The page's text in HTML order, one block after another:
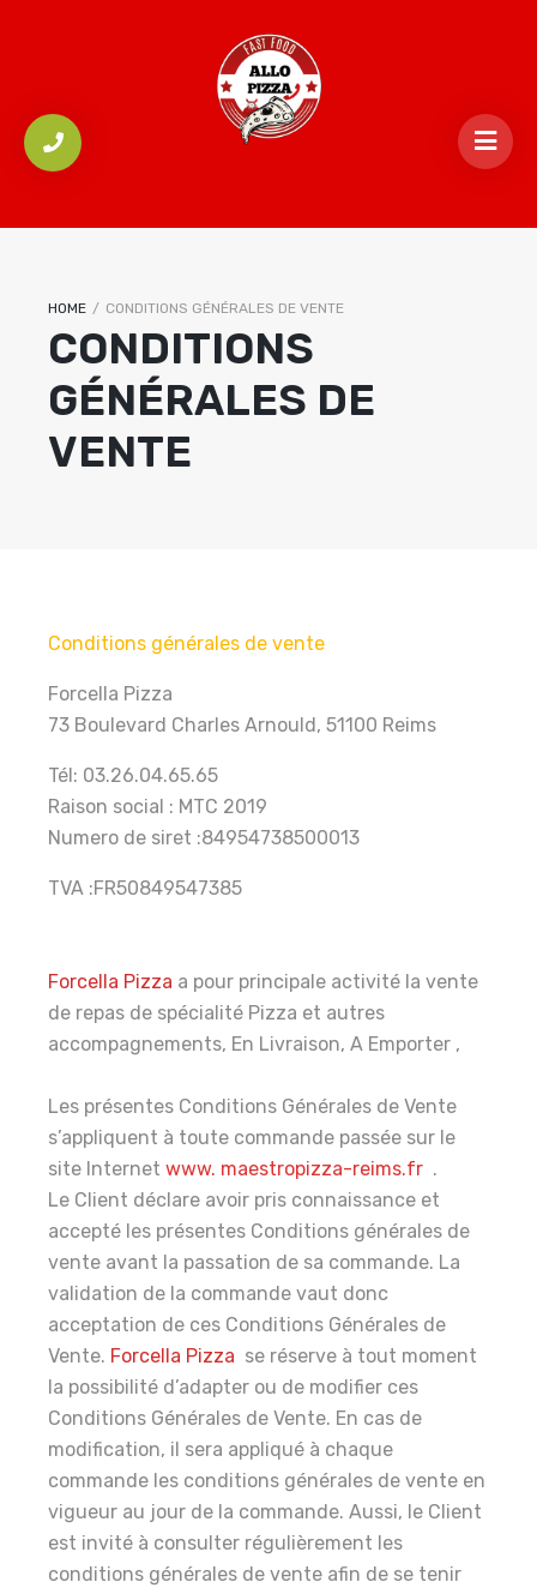
HOME / CONDITIONS GÉNÉRALES DE VENTE
CONDITIONS
GÉNÉRALES DE
VENTE
Conditions générales de vente
Forcella Pizza
73 Boulevard Charles Arnould, 51100 Reims
Tél: 03.26.04.65.65
Raison social : MTC 2019
Numero de siret :84954738500013
TVA :FR50849547385
Forcella Pizza a pour principale activité la vente
de repas de spécialité Pizza et autres
accompagnements, En Livraison, A Emporter ,
Les présentes Conditions Générales de Vente
s’appliquent à toute commande passée sur le
site Internet www. maestropizza-reims.fr .
Le Client déclare avoir pris connaissance et
accepté les présentes Conditions générales de
vente avant la passation de sa commande. La
validation de la commande vaut donc
acceptation de ces Conditions Générales de
Vente. Forcella Pizza se réserve à tout moment
la possibilité d’adapter ou de modifier ces
Conditions Générales de Vente. En cas de
modification, il sera appliqué à chaque
commande les conditions générales de vente en
vigueur au jour de la commande. Aussi, le Client
est invité à consulter régulièrement les
conditions générales de vente afin de se tenir